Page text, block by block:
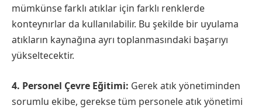
mümkünse farklı atıklar için farklı renklerde
konteynırlar da kullanılabilir. Bu şekilde bir uyulama
atıkların kaynağına ayrı toplanmasındaki başarıyı
yükseltecektir.
4. Personel Çevre Eğitimi: Gerek atık yönetiminden
sorumlu ekibe, gerekse tüm personele atık yönetimi